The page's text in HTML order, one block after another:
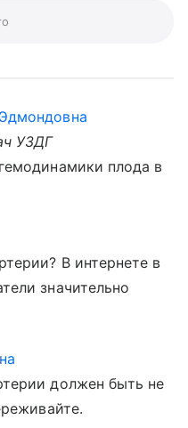
УЗДГ
плода в
В интернете в
значительно
должен быть не